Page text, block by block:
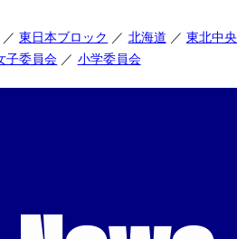
東日本ブロック 北海道 東北中央
子委員会 小学委員会